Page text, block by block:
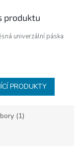
produktu
univerzální páska
kaučuku. Páska se
vysokou pevností v
přilnavostí a
odolností vůči
PRODUKTY
(1)